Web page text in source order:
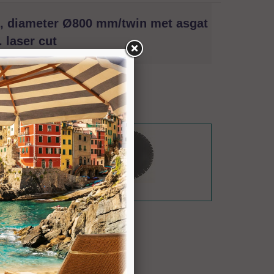
diameter Ø800 mm/twin met asgat
laser cut
Ø60 mm en Donatoni aansluiting. Geluidsarm d.m.v.
031162